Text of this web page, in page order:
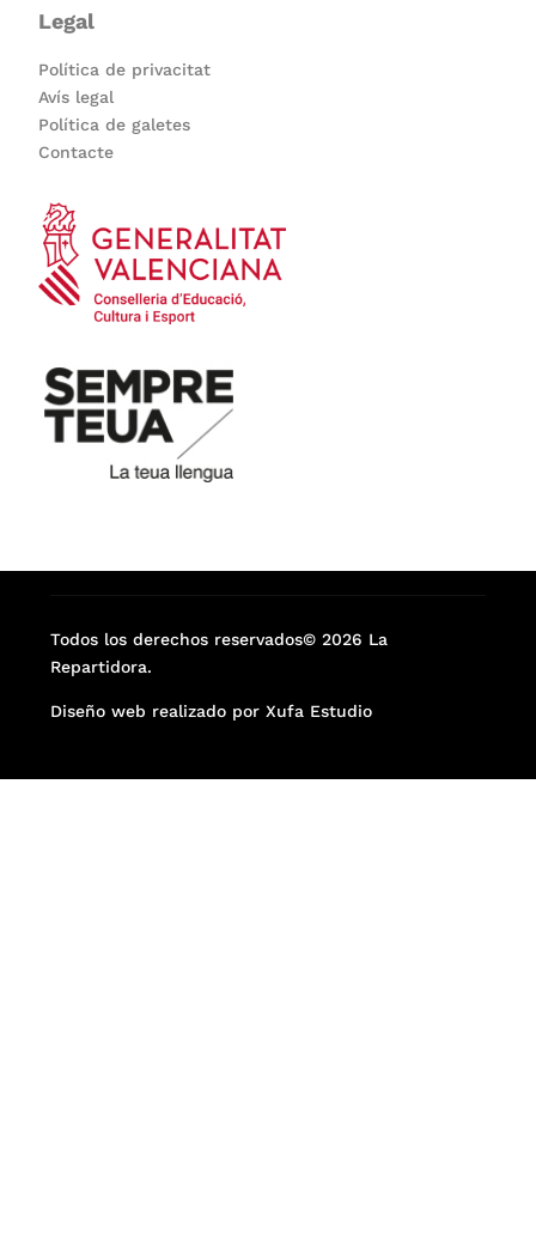
Legal
Política de privacitat
Avís legal
Política de galetes
Contacte
Todos los derechos reservados© 2026 La
Repartidora.
Diseño web realizado por Xufa Estudio